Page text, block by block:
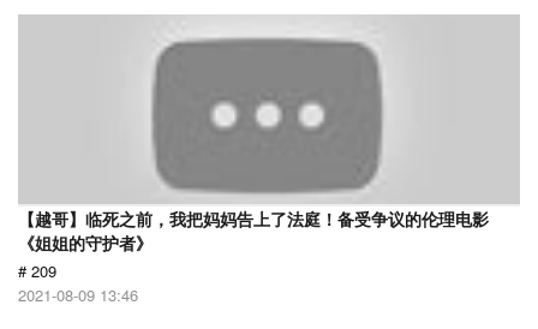
【越哥】临死之前，我把妈妈告上了法庭！备受争议的伦理电影
《姐姐的守护者》
# 209
2021-08-09 13:46